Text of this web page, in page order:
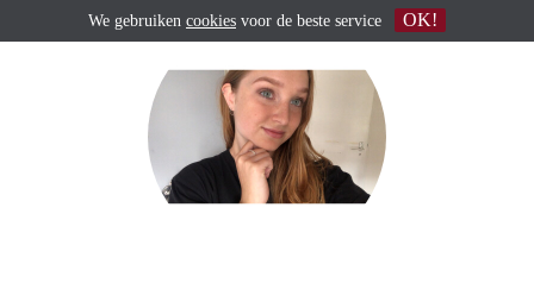
We gebruiken cookies voor de beste service OK!